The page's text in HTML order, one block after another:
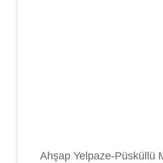
Ahşap Yelpaze-Püsküllü